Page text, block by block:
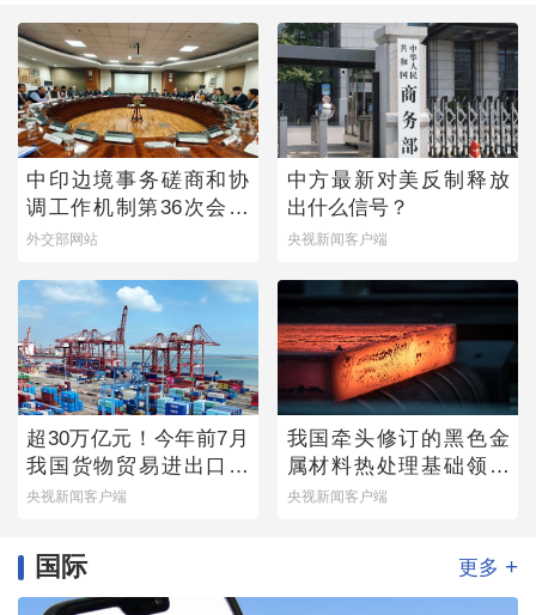
中印边境事务磋商和协
调工作机制第36次会议
举行
外交部网站
中方最新对美反制释放
出什么信号？
央视新闻客户端
超30万亿元！今年前7月
我国货物贸易进出口延
续增长态势
央视新闻客户端
我国牵头修订的黑色金
属材料热处理基础领域
国际标准发布
央视新闻客户端
国际 更多 +